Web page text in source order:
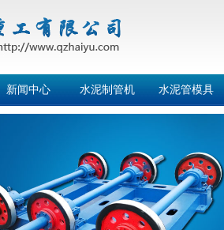
新闻中心 水泥制管机 水泥管模具